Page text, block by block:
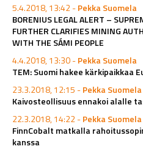
5.4.2018, 13:42 -Pekka Suomela
BORENIUS LEGAL ALERT –
FURTHER CLARIFIES MINING
WITH THE SÁMI PEOPLE
4.4.2018, 13:30 -Pekka Suomela
TEM: Suomi hakee kärkipaikkaa
23.3.2018, 12:15 -Pekka Suomela
Kaivosteollisuus ennakoi alalle
22.3.2018, 14:22 -Pekka Suomela
FinnCobalt matkalla
kanssa